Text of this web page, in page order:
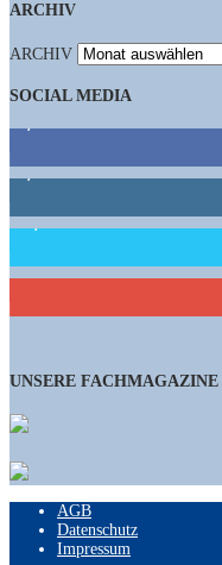
ARCHIV
ARCHIV
SOCIAL MEDIA
UNSERE FACHMAGAZINE
AGB
Datenschutz
Impressum